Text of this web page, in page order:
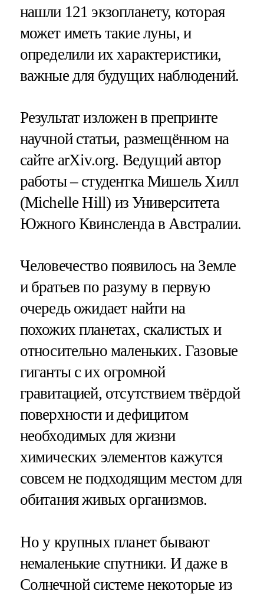
нашли 121 экзопланету, которая
может иметь такие луны, и
определили их характеристики,
важные для будущих наблюдений.
Результат изложен в препринте
научной статьи, размещённом на
сайте arXiv.org. Ведущий автор
работы – студентка Мишель Хилл
(Michelle Hill) из Университета
Южного Квинсленда в Австралии.
Человечество появилось на Земле
и братьев по разуму в первую
очередь ожидает найти на
похожих планетах, скалистых и
относительно маленьких. Газовые
гиганты с их огромной
гравитацией, отсутствием твёрдой
поверхности и дефицитом
необходимых для жизни
химических элементов кажутся
совсем не подходящим местом для
обитания живых организмов.
Но у крупных планет бывают
немаленькие спутники. И даже в
Солнечной системе некоторые из